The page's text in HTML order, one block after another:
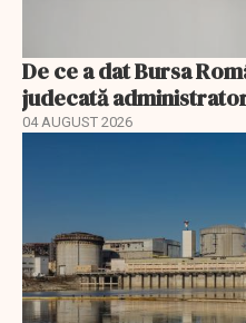
De ce a dat Bursa
judecată
04 AUGUST 2026